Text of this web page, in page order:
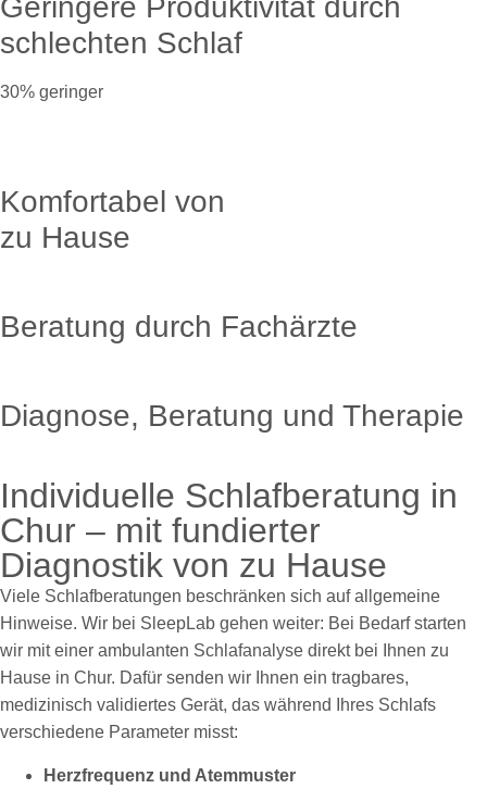
Geringere Produktivität durch
schlechten Schlaf
30% geringer
Komfortabel von
zu Hause
Beratung durch Fachärzte
Diagnose, Beratung und Therapie
Individuelle Schlafberatung in
Chur – mit fundierter
Diagnostik von zu Hause
Viele Schlafberatungen beschränken sich auf allgemeine
Hinweise. Wir bei SleepLab gehen weiter: Bei Bedarf starten
wir mit einer ambulanten Schlafanalyse direkt bei Ihnen zu
Hause in Chur. Dafür senden wir Ihnen ein tragbares,
medizinisch validiertes Gerät, das während Ihres Schlafs
verschiedene Parameter misst:
Herzfrequenz und Atemmuster